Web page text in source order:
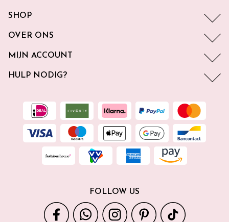
SHOP
OVER ONS
MIJN ACCOUNT
HULP NODIG?
FOLLOW US